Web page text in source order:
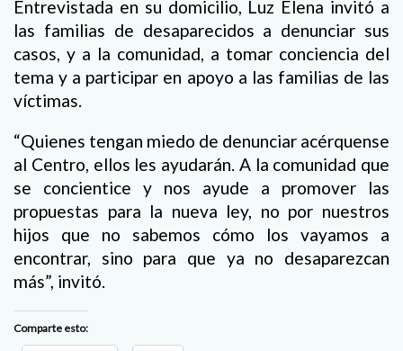
Entrevistada en su domicilio, Luz Elena invitó a
las familias de desaparecidos a denunciar sus
casos, y a la comunidad, a tomar conciencia del
tema y a participar en apoyo a las familias de las
víctimas.
“Quienes tengan miedo de denunciar acérquense
al Centro, ellos les ayudarán. A la comunidad que
se concientice y nos ayude a promover las
propuestas para la nueva ley, no por nuestros
hijos que no sabemos cómo los vayamos a
encontrar, sino para que ya no desaparezcan
más”, invitó.
Comparte esto: